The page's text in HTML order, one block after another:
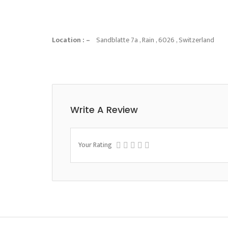
Location : – Sandblatte 7a , Rain , 6026 , Switzerland
Write A Review
Your Rating